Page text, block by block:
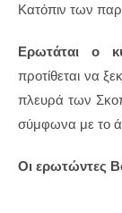
Κατόπιν των
Ερωτάται ο
προτίθεται να
πλευρά των
σύμφωνα με το
Οι ερωτώντες